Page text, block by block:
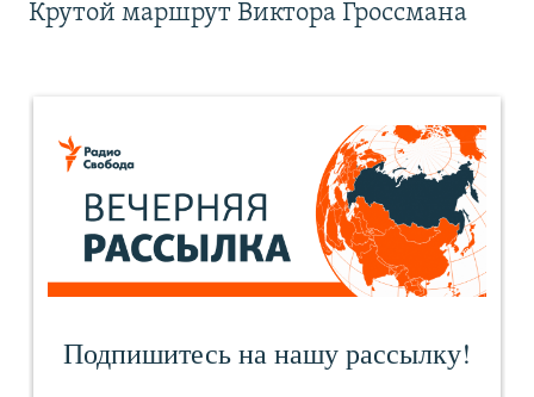
Крутой маршрут Виктора Гроссмана